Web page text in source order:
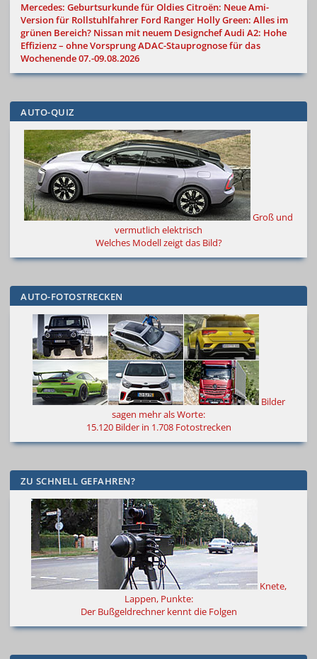
Mercedes: Geburtsurkunde für OldiesCitroën: Neue Ami-
Version für Rollstuhlfahrer Ford Ranger Holly Green: Alles im
grünen Bereich? Nissan mit neuem DesignchefAudi A2: Hohe
Effizienz – ohne VorsprungADAC-Stauprognose für das
Wochenende 07.-09.08.2026
AUTO-QUIZ
Groß und
vermutlich elektrisch
Welches Modell zeigt das Bild?
AUTO-FOTOSTRECKEN
Bilder
sagen mehr als Worte:
15.120 Bilder in 1.708 Fotostrecken
ZU SCHNELL GEFAHREN?
Knete,
Lappen, Punkte:
Der Bußgeldrechner kennt die Folgen